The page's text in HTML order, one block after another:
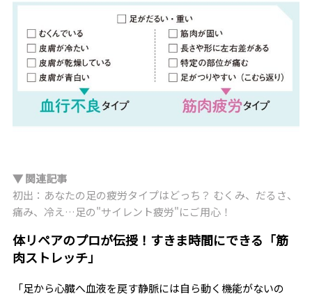
▼ 関連記事
初出：あなたの足の疲労タイプはどっち？ むくみ、だるさ、
痛み、冷え…足の"サイレント疲労"にご用心！
体リペアのプロが伝授！すきま時間にできる「筋
肉ストレッチ」
「足から心臓へ血液を戻す静脈には自ら動く機能がないの